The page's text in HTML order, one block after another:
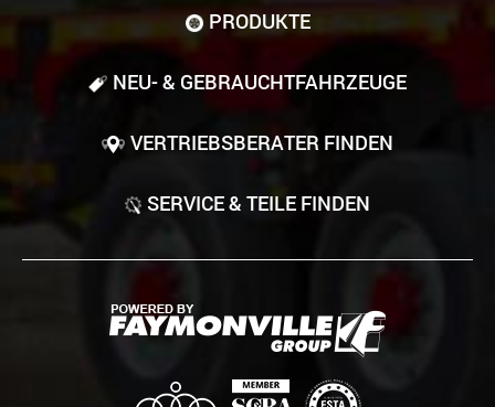
PRODUKTE
NEU- & GEBRAUCHT­FAHRZEUGE
VERTRIEBSBERATER FINDEN
SERVICE & TEILE FINDEN